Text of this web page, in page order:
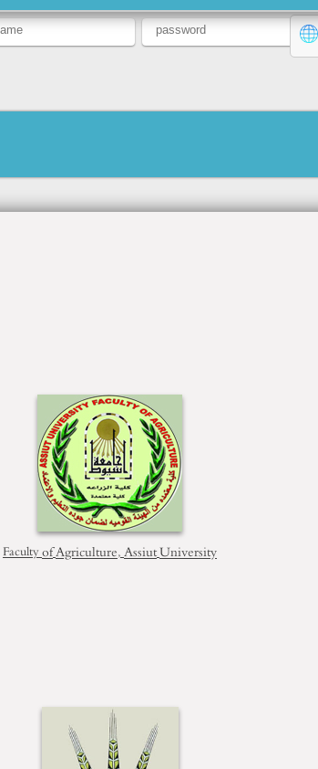
FacultyofAgriculture,AssiutUniversity